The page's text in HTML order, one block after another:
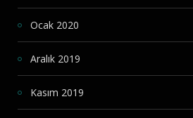
Ocak 2020
Aralık 2019
Kasım 2019